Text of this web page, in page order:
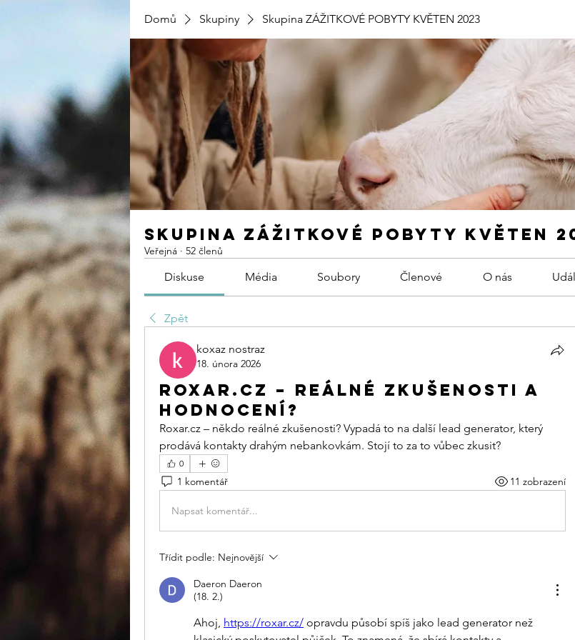
Domů Skupiny Skupina ZÁŽITKOVÉ POBYTY KVĚTEN 2023
Skupina ZÁŽITKOVÉ POBYTY KVĚTEN
Veřejná · 52 členů
Diskuse Média Soubory Členové O nás
Zpět
koxaz nostraz
18. února 2026
Roxar.cz – reálné zkušenosti a
hodnocení?
Roxar.cz – někdo reálné zkušenosti? Vypadá to na další lead generator, který
prodává kontakty drahým nebankovkám. Stojí to za to vůbec zkusit?
0
1 komentář 11 zobrazení
Napsat komentář...
Třídit podle: Nejnovější
Daeron Daeron
(18. 2.)
Ahoj, https://roxar.cz/ opravdu působí spíš jako lead generator než